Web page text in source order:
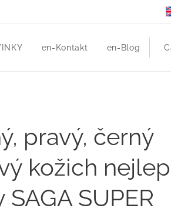
en-Kontakt en-Blog
pravý, černý
kožich
SAGA SUPER